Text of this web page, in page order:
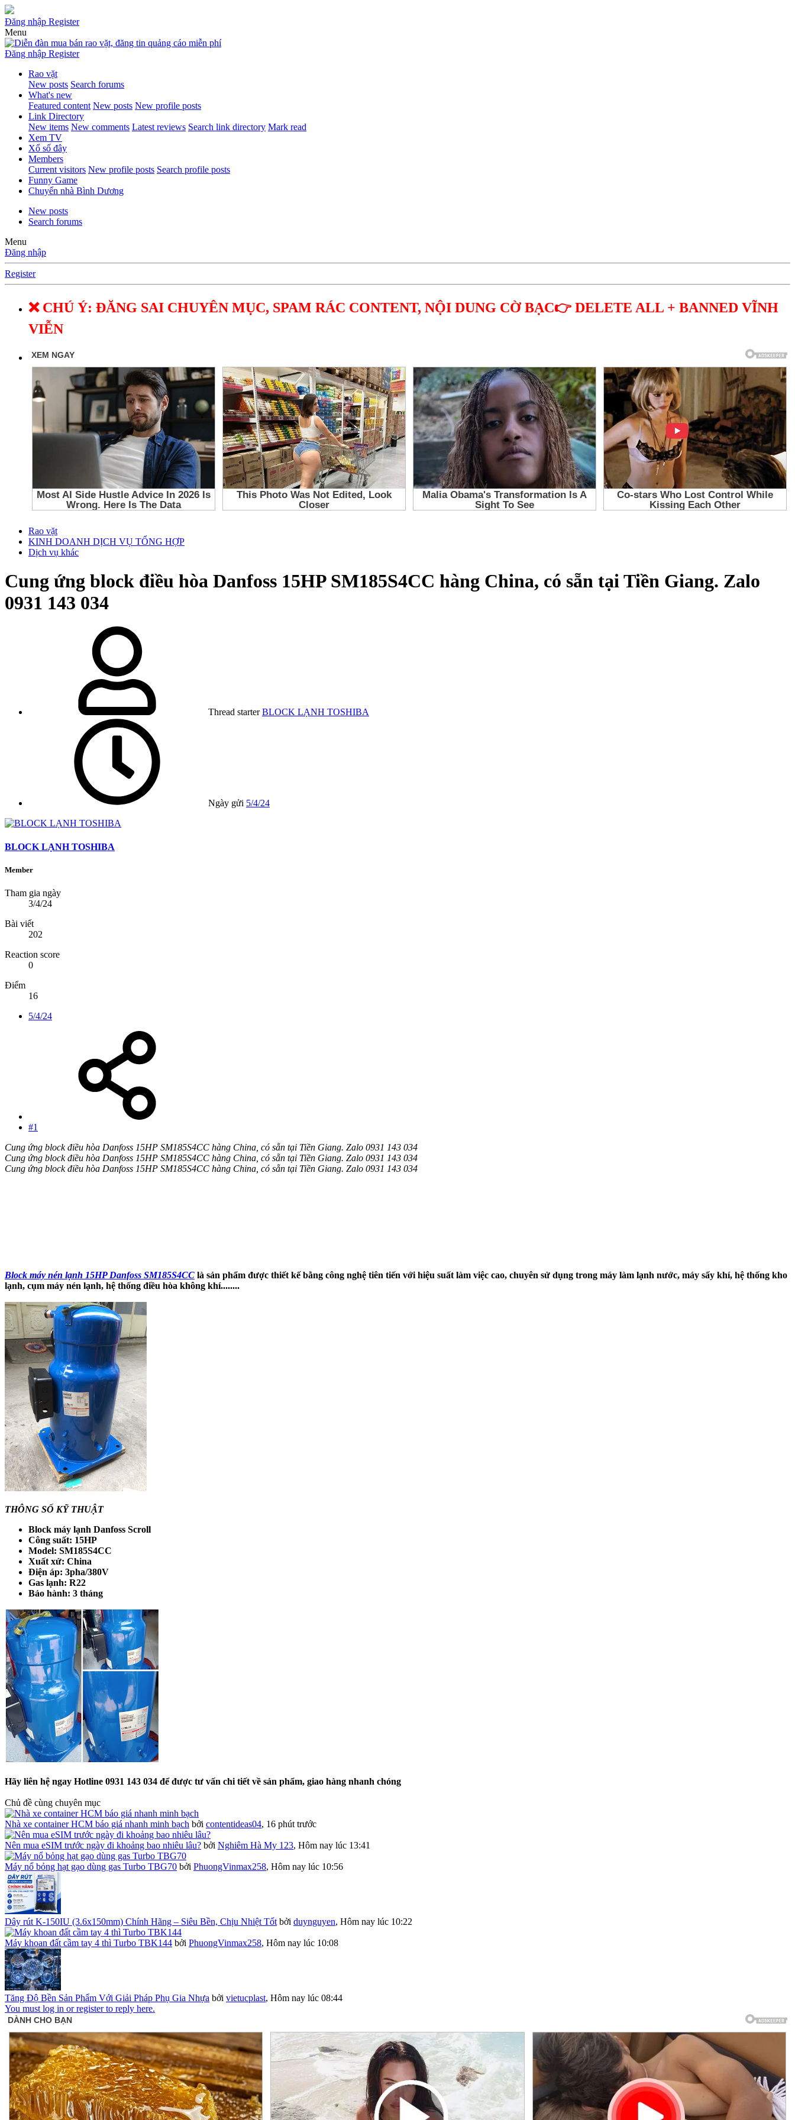
Đăng nhập Register
Menu
Đăng nhập Register
Rao vặt
New posts Search forums
What's new
Featured content New posts New profile posts
Link Directory
New items New comments Latest reviews Search link directory Mark read
Xem TV
Xổ số đây
Members
Current visitors New profile posts Search profile posts
Funny Game
Chuyển nhà Bình Dương
New posts
Search forums
Menu
Đăng nhập
Register
❌ CHÚ Ý: ĐĂNG SAI CHUYÊN MỤC, SPAM RÁC CONTENT, NỘI DUNG CỜ BẠC👉 DELETE ALL + BANNED VĨNH
VIỄN
Rao vặt
KINH DOANH DỊCH VỤ TỔNG HỢP
Dịch vụ khác
Cung ứng block điều hòa Danfoss 15HP SM185S4CC hàng China, có sẵn tại Tiền Giang. Zalo
0931 143 034
Thread starter BLOCK LẠNH TOSHIBA
Ngày gửi 5/4/24
BLOCK LẠNH TOSHIBA
Member
Tham gia ngày
3/4/24
Bài viết
202
Reaction score
0
Điểm
16
5/4/24
#1
Cung ứng block điều hòa Danfoss 15HP SM185S4CC hàng China, có sẵn tại Tiền Giang. Zalo 0931 143 034
Cung ứng block điều hòa Danfoss 15HP SM185S4CC hàng China, có sẵn tại Tiền Giang. Zalo 0931 143 034
Cung ứng block điều hòa Danfoss 15HP SM185S4CC hàng China, có sẵn tại Tiền Giang. Zalo 0931 143 034
Block máy nén lạnh 15HP Danfoss SM185S4CC là sản phẩm được thiết kế bằng công nghệ tiên tiến với hiệu suất làm việc cao, chuyên sử dụng trong máy làm lạnh nước, máy sấy khí, hệ thống kho
lạnh, cụm máy nén lạnh, hệ thống điều hòa không khí........
THÔNG SỐ KỸ THUẬT
Block máy lạnh Danfoss Scroll
Công suất: 15HP
Model: SM185S4CC
Xuất xứ: China
Điện áp: 3pha/380V
Gas lạnh: R22
Bảo hành: 3 tháng
Hãy liên hệ ngay Hotline 0931 143 034 để được tư vấn chi tiết về sản phẩm, giao hàng nhanh chóng
Chủ đề cùng chuyên mục
Nhà xe container HCM báo giá nhanh minh bạch bởi contentideas04, 16 phút trước
Nên mua eSIM trước ngày đi khoảng bao nhiêu lâu? bởi Nghiêm Hà My 123, Hôm nay lúc 13:41
Máy nổ bỏng hạt gạo dùng gas Turbo TBG70 bởi PhuongVinmax258, Hôm nay lúc 10:56
Dây rút K-150IU (3.6x150mm) Chính Hãng – Siêu Bền, Chịu Nhiệt Tốt bởi duynguyen, Hôm nay lúc 10:22
Máy khoan đất cầm tay 4 thì Turbo TBK144 bởi PhuongVinmax258, Hôm nay lúc 10:08
Tăng Độ Bền Sản Phẩm Với Giải Pháp Phụ Gia Nhựa bởi vietucplast, Hôm nay lúc 08:44
You must log in or register to reply here.